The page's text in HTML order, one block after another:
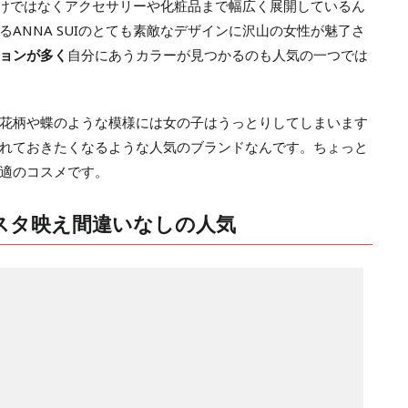
ではなくアクセサリーや化粧品まで幅広く展開しているん
ANNA SUIのとても素敵なデザインに沢山の女性が魅了さ
ンが多く 自分にあうカラーが見つかるのも人気の一つでは
柄や蝶のような模様には女の子はうっとりしてしまいます
ておきたくなるような人気のブランドなんです。ちょっと
のコスメです。
映え間違いなしの人気